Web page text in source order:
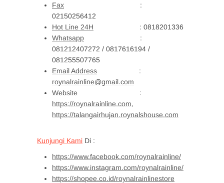
Fax :
02150256412
Hot Line 24H : 0818201336
Whatsapp :
081212407272 / 0817616194 /
081255507765
Email Address :
roynalrainline@gmail.com
Website :
https://roynalrainline.com,
https://talangairhujan.roynalshouse.com
Kunjungi Kami Di :
https://www.facebook.com/roynalrainline/
https://www.instagram.com/roynalrainline/
https://shopee.co.id/roynalrainlinestore